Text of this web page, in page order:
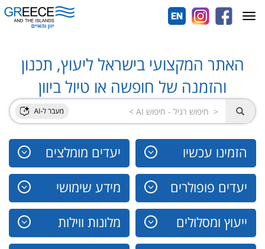
האתר המקצועי בישראל ליעוץ, תכנון
והזמנה של חופשה או טיול ביוון
הזמינו עכשיו יעדים מומלצים
יעדים פופולרים מידע שימושי
ייעוץ ומסלולים מלונות ווילות
Toggle
navigation